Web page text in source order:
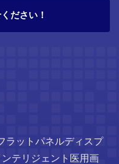
ださい！
ラットパネルディスプ
テリジェント医用画